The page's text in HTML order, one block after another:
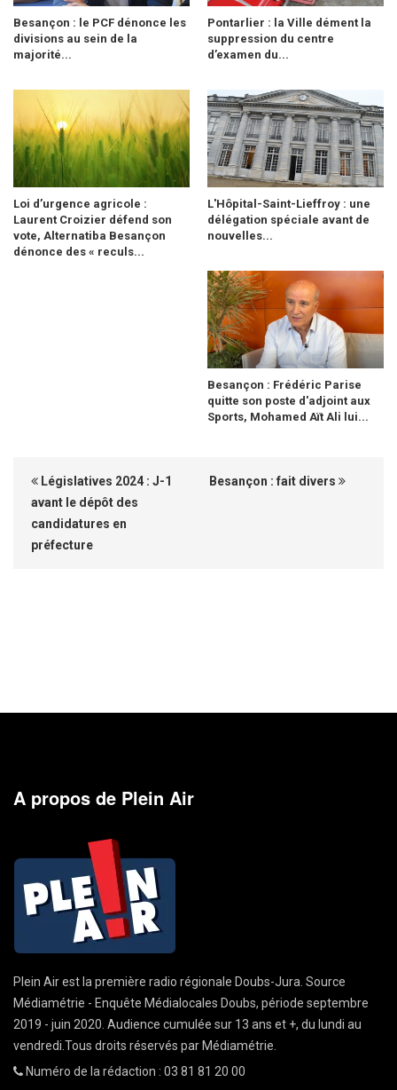
Besançon : le PCF dénonce les
divisions au sein de la
majorité...
Pontarlier : la Ville dément la
suppression du centre
d’examen du...
Loi d’urgence agricole :
Laurent Croizier défend son
vote, Alternatiba Besançon
dénonce des « reculs...
L'Hôpital-Saint-Lieffroy : une
délégation spéciale avant de
nouvelles...
Besançon : Frédéric Parise
quitte son poste d'adjoint aux
Sports, Mohamed Aït Ali lui...
Législatives 2024 : J-1
avant le dépôt des
candidatures en
préfecture
Besançon : fait divers
A propos de Plein Air
Plein Air est la première radio régionale Doubs-Jura. Source
Médiamétrie - Enquête Médialocales Doubs, période septembre
2019 - juin 2020. Audience cumulée sur 13 ans et +, du lundi au
vendredi.Tous droits réservés par Médiamétrie.
Numéro de la rédaction : 03 81 81 20 00